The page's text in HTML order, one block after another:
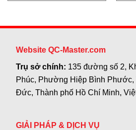
Website QC-Master.com
Trụ sở chính: 135 đường số 2,
Phúc, Phường Hiệp Bình Phước,
Đức, Thành phố Hồ Chí Minh,
GIẢI PHÁP & DỊCH VỤ